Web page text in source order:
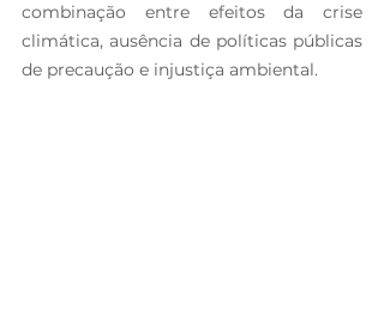
combinação entre efeitos da crise
climática, ausência de políticas públicas
de precaução e injustiça ambiental.